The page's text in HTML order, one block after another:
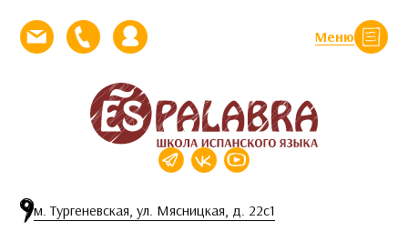
Меню
Закрыть
Напишите нам письмо
Позвоните намЛичный кабинет
м. Тургеневская, ул. Мясницкая, д. 22с1